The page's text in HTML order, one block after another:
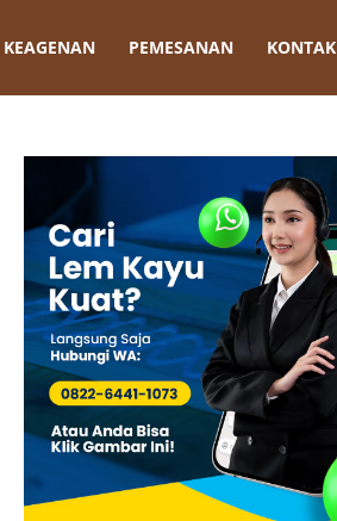
KEAGENAN PEMESANAN KONTAK